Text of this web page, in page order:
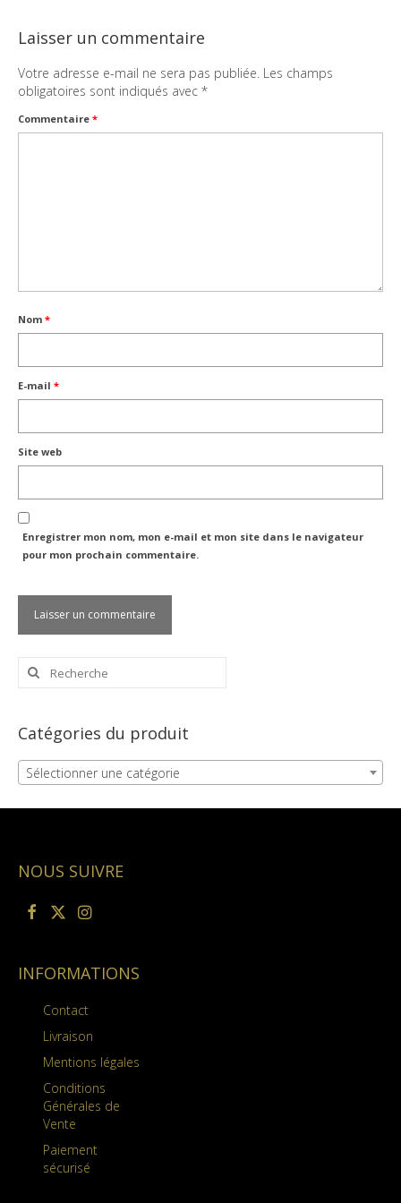
Laisser un commentaire
Votre adresse e-mail ne sera pas publiée. Les champs
obligatoires sont indiqués avec *
Commentaire *
Nom *
E-mail *
Site web
Enregistrer mon nom, mon e-mail et mon site dans le navigateur
pour mon prochain commentaire.
Rechercher
Catégories du produit
Sélectionner une catégorie
NOUS SUIVRE
INFORMATIONS
Contact
Livraison
Mentions légales
Conditions
Générales de
Vente
Paiement
sécurisé